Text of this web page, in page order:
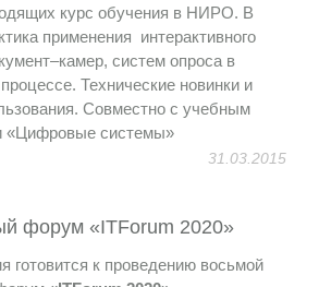
курс обучения в НИРО. В
применения интерактивного
систем опроса в
Технические новинки и
Совместно с учебным
«Цифровые системы»
возможность дистанционного
работа над проектами.
31.03.2015
форум «ITForum 2020»
готовится к проведению восьмой